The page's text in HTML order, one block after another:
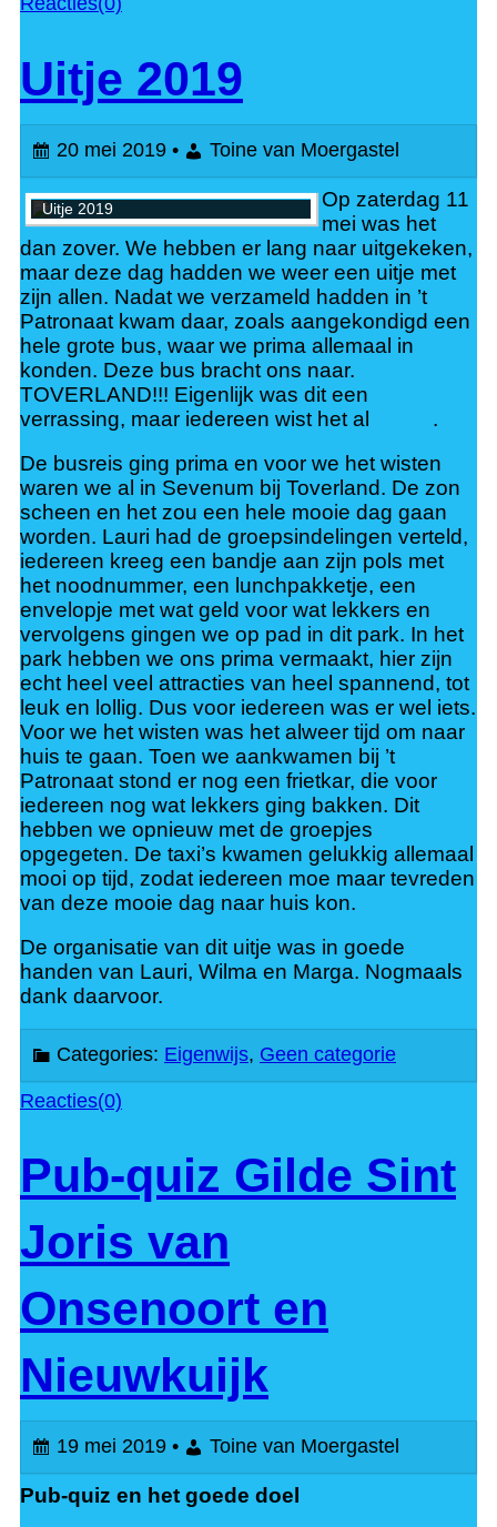
Uitje 2019
20 mei 2019 • Toine van Moergastel
Uitje 2019
Op zaterdag 11
mei was het
dan zover. We hebben er lang naar uitgekeken,
maar deze dag hadden we weer een uitje met
zijn allen. Nadat we verzameld hadden in ’t
Patronaat kwam daar, zoals aangekondigd een
hele grote bus, waar we prima allemaal in
konden. Deze bus bracht ons naar.
TOVERLAND!!! Eigenlijk was dit een
verrassing, maar iedereen wist het al
.
De busreis ging prima en voor we het wisten
waren we al in Sevenum bij Toverland. De zon
scheen en het zou een hele mooie dag gaan
worden. Lauri had de groepsindelingen verteld,
iedereen kreeg een bandje aan zijn pols met
het noodnummer, een lunchpakketje, een
envelopje met wat geld voor wat lekkers en
vervolgens gingen we op pad in dit park. In het
park hebben we ons prima vermaakt, hier zijn
echt heel veel attracties van heel spannend, tot
leuk en lollig. Dus voor iedereen was er wel iets.
Voor we het wisten was het alweer tijd om naar
huis te gaan. Toen we aankwamen bij ’t
Patronaat stond er nog een frietkar, die voor
iedereen nog wat lekkers ging bakken. Dit
hebben we opnieuw met de groepjes
opgegeten. De taxi’s kwamen gelukkig allemaal
mooi op tijd, zodat iedereen moe maar tevreden
van deze mooie dag naar huis kon.
De organisatie van dit uitje was in goede
handen van Lauri, Wilma en Marga. Nogmaals
dank daarvoor.
Categories: Eigenwijs, Geen categorie
Reacties(0)
Pub-quiz Gilde Sint
Joris van
Onsenoort en
Nieuwkuijk
19 mei 2019 • Toine van Moergastel
Pub-quiz en het goede doel